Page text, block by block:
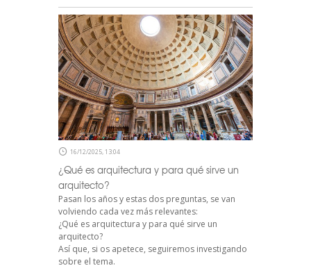
16/12/2025, 13:04
¿Qué es arquitectura y para qué sirve un
arquitecto?
Pasan los años y estas dos preguntas, se van
volviendo cada vez más relevantes:
¿Qué es arquitectura y para qué sirve un
arquitecto?
Así que, si os apetece, seguiremos investigando
sobre el tema.